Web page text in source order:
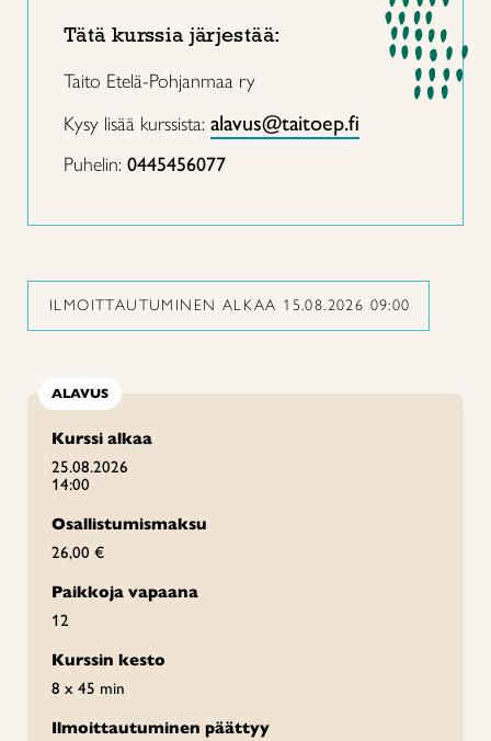
Tätä kurssia järjestää:
Taito Etelä-Pohjanmaa ry
Kysy lisää kurssista: alavus@taitoep.fi
Puhelin: 0445456077
ILMOITTAUTUMINEN ALKAA 15.08.2026 09:00
ALAVUS
Kurssi alkaa
25.08.2026
14:00
Osallistumismaksu
26,00 €
Paikkoja vapaana
12
Kurssin kesto
8 x 45 min
Ilmoittautuminen päättyy